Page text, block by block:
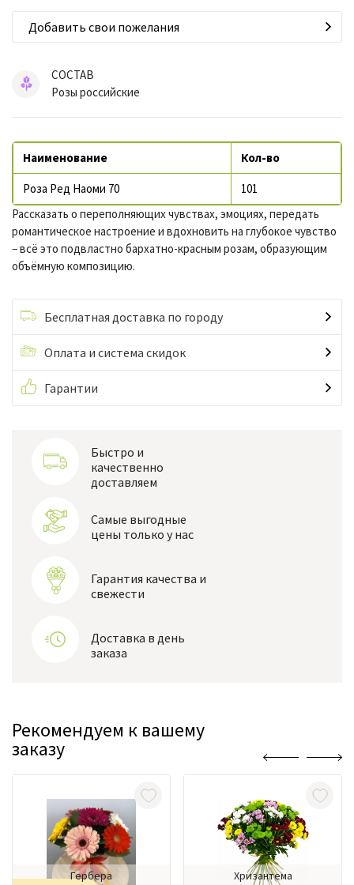
Добавить свои пожелания
СОСТАВ
Розы российские
Наименование Кол-во
Роза Ред Наоми 70
101
Рассказать о переполняющих чувствах, эмоциях, передать
романтическое настроение и вдохновить на глубокое чувство
− всё это подвластно бархатно-красным розам, образующим
объёмную композицию.
Бесплатная доставка по городу
Оплата и система скидок
Гарантии
Быстро и
качественно
доставляем
Самые выгодные
цены только у нас
Гарантия качества и
свежести
Доставка в день
заказа
Рекомендуем к вашему
заказу
Гербера Хризантема